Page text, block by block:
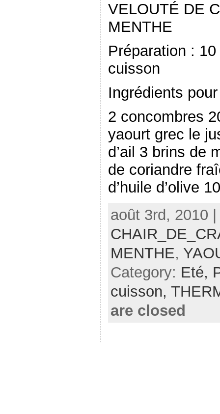
VELOUTÉ DE
MENTHE
Préparation :
cuisson
Ingrédients
2 concombres
yaourt grec le
d’ail 3 brins de
de coriandre
d’huile d’olive
août 3rd, 2010 |
MENTHE,
Category: Eté,
cuisson,
are closed